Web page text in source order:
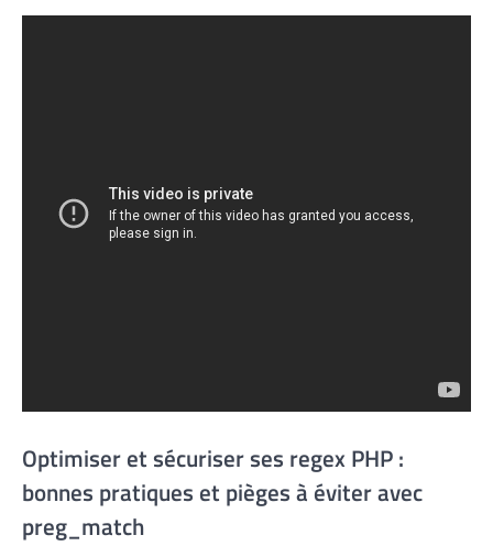
Optimiser et sécuriser ses regex PHP :
bonnes pratiques et pièges à éviter avec
preg_match